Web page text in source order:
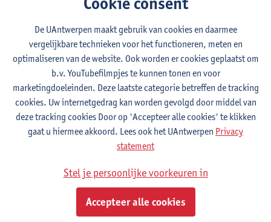
Juridisch kader van de cultuursector
1E SEM
studiepunten
Lesgever(s):
Tobias Van Royen
Leonie Delaey
Ellis van Beijsterveldt
Summer school on responsible fashion management
1E SEM
3studiepunten
Lesgever(s):
Annick Schramme
Leonie Delaey
Anna-Lena Müller
Ellis van Beijsterveldt
Managementopleidingsonderdelen
Dit vervangt dan 'Critical reflections on arts and culture' in het
De UAntwerpen maakt gebruik van cookies en daarmee
vergelijkbare technieken voor het functioneren, meten en
optimaliseren van de website. Ook worden er cookies geplaatst om
b.v. YouTubefilmpjes te kunnen tonen en voor
marketingdoeleinden. Deze laatste categorie betreffen de tracking
cookies. Uw internetgedrag kan worden gevolgd door middel van
deze tracking cookies Door op 'Accepteer alle cookies' te klikken
gaat u hiermee akkoord. Lees ook het UAntwerpen Privacy
statement
Stel je persoonlijke voorkeuren in
Accepteer alle cookies